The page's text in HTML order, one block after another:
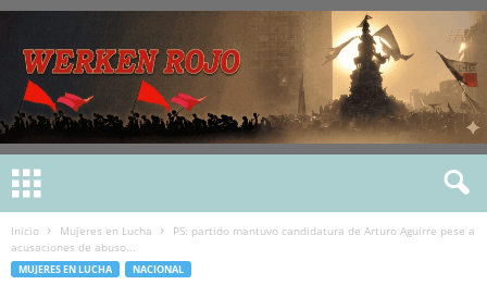
Inicio Mujeres en Lucha
PS: partido mantuvo candidatura de Arturo Aguirre pese a
acusaciones de abuso...
MUJERES EN LUCHA NACIONAL